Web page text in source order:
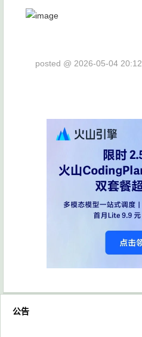
posted @ 2026-05-04 20:12
公告